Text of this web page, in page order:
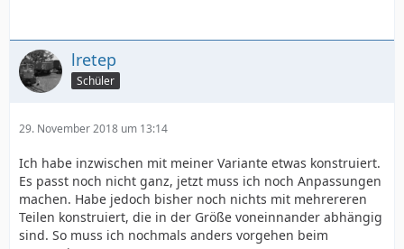
lretep
Schüler
29. November 2018 um 13:14
Ich habe inzwischen mit meiner Variante etwas konstruiert.
Es passt noch nicht ganz, jetzt muss ich noch Anpassungen
machen. Habe jedoch bisher noch nichts mit mehrereren
Teilen konstruiert, die in der Größe voneinnander abhängig
sind. So muss ich nochmals anders vorgehen beim